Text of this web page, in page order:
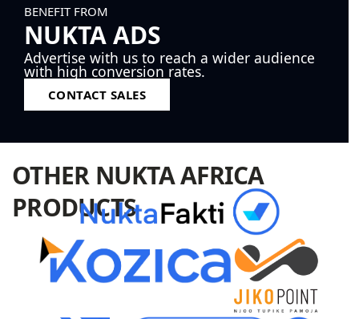
BENEFIT FROM
NUKTA ADS
Advertise with us to reach a wider audience
with high conversion rates.
CONTACT SALES
OTHER NUKTA AFRICA
PRODUCTS